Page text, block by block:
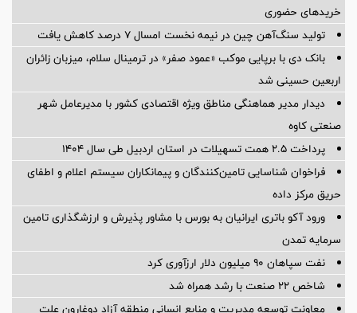
خریدهای حضوری
تولید سنگ‌آهن چین در نیمه نخست امسال ۷ درصد کاهش یافت
بانک دی با برپایی موکب «عمود صفر» در ترمینال سلام، میزبان زائران
اربعین حسینی شد
دیدار مدیر هماهنگی مناطق ویژه اقتصادی کشور با مدیرعامل شهر
صنعتی کاوه
پرداخت ۲.۵ همت تسهیلات در استان اردبیل طی سال ۱۴۰۴
فراخوان شناسایی تامین‌کنندگان و پیمانکاران سیستم اعلام و اطفای
حریق مرکز داده
ورود آکو باتری ایرانیان به بورس با مشاور پذیرش و ارزشگذاری تامین
سرمایه تمدن
نفت سپاهان ۹۰ میلیون دلار ارزآوری کرد
شاخص ۲۲ صنعت با رشد همراه شد
معاونت توسعه مدیریت و منابع انسانی منطقه آزاد دوغارون علت